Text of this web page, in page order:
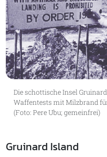
Die schottische Insel
Waffentests mit Milzbrand
(Foto: Pere Ubu; gemeinfrei)
Gruinard Island